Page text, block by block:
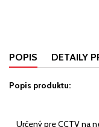
POPIS DETAILY
Popis produktu:
Určený pre CCTV na